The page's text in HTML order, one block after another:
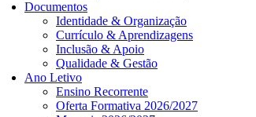
Documentos
Identidade & Organização
Currículo & Aprendizagens
Inclusão & Apoio
Qualidade & Gestão
Ano Letivo
Ensino Recorrente
Oferta Formativa 2026/2027